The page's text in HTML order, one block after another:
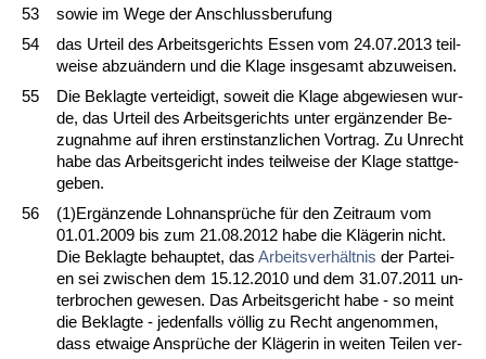
53
so­wie im We­ge der An­schluss­be­ru­fung
54
das Ur­teil des Ar­beits­ge­richts Es­sen vom 24.07.2013 teil­
wei­se ab­zuändern und die Kla­ge ins­ge­samt ab­zu­wei­sen.
55
Die Be­klag­te ver­tei­digt, so­weit die Kla­ge ab­ge­wie­sen wur­
de, das Ur­teil des Ar­beits­ge­richts un­ter ergänzen­der Be­
zug­nah­me auf ih­ren erst­in­stanz­li­chen Vor­trag. Zu Un­recht
ha­be das Ar­beits­ge­richt in­des teil­wei­se der Kla­ge statt­ge­
ge­ben.
56
(1)Ergänzen­de Lohn­ansprüche für den Zeit­raum vom
01.01.2009 bis zum 21.08.2012 ha­be die Kläge­rin nicht.
Die Be­klag­te be­haup­tet, das Ar­beits­verhält­nis der Par­tei­
en sei zwi­schen dem 15.12.2010 und dem 31.07.2011 un­
ter­bro­chen ge­we­sen. Das Ar­beits­ge­richt ha­be - so meint
die Be­klag­te - je­den­falls völlig zu Recht an­ge­nom­men,
dass et­wai­ge Ansprüche der Kläge­rin in wei­ten Tei­len ver­